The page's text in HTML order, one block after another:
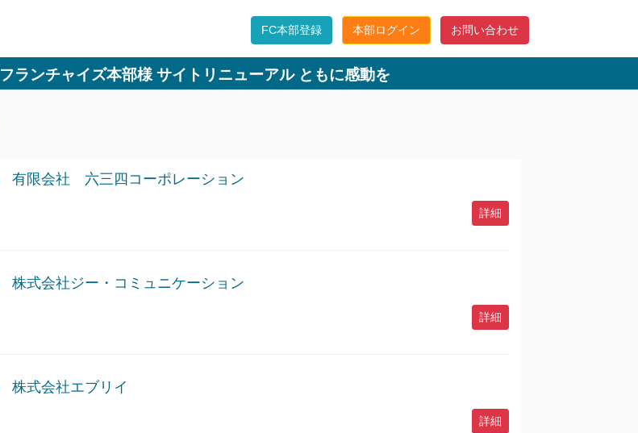
FC本部登録 本部ログイン お問い合わせ
フランチャイズ本部様 サイトリニューアル ともに感動を
有限会社 六三四コーポレーション
詳細
株式会社ジー・コミュニケーション
詳細
株式会社エブリイ
詳細